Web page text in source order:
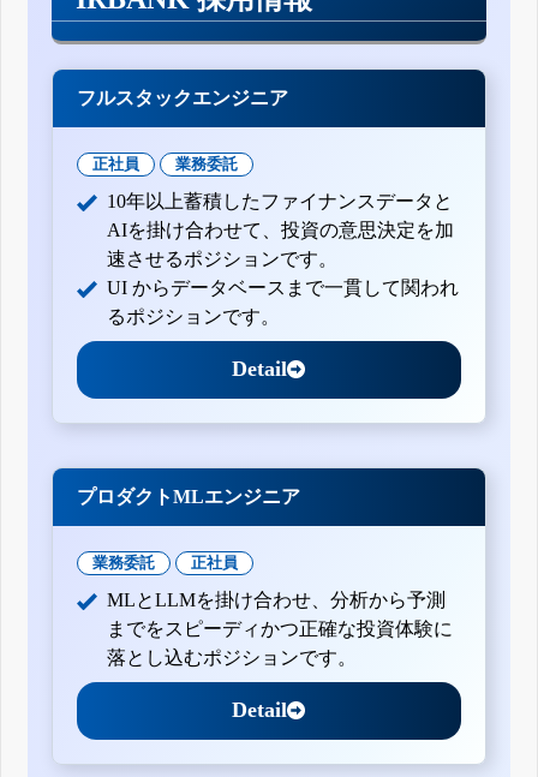
フルスタックエンジニア
正社員 業務委託
10年以上蓄積したファイナンスデータと
AIを掛け合わせて、投資の意思決定を加
速させるポジションです。
UI からデータベースまで一貫して関われ
るポジションです。
Detail
プロダクトMLエンジニア
業務委託 正社員
MLとLLMを掛け合わせ、分析から予測
までをスピーディかつ正確な投資体験に
落とし込むポジションです。
Detail